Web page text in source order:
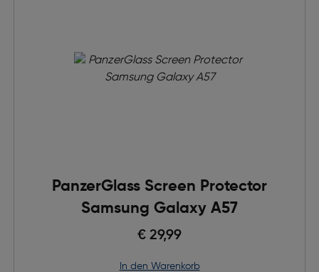
PanzerGlass Screen Protector
Samsung Galaxy A57
€ 29,99
in den Warenkorb